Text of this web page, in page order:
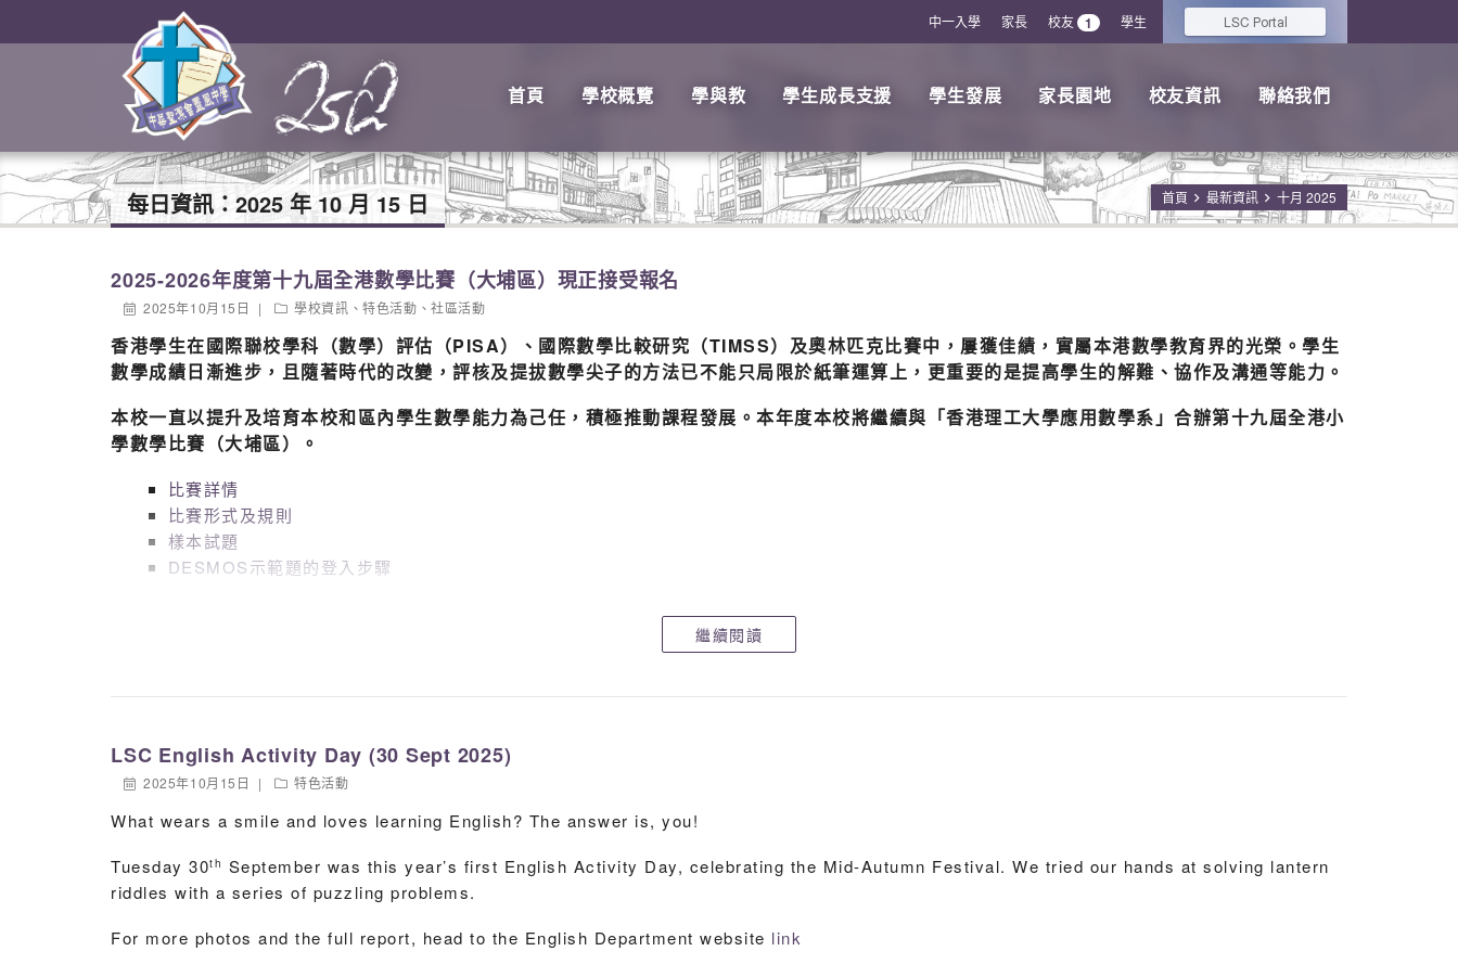
中一入學 家長 校友 1 學生 LSC Portal
首頁 學校概覽 學與教 學生成長支援 學生發展 家長園地 校友資訊 聯絡我們
首頁 最新資訊 十月 2025
每日資訊： 2025 年 10 月 15 日
2025-2026年度第十九屆全港數學比賽（大埔區）現正接受報名
2025年10月15日 學校資訊 、特色活動 、社區活動
香港學生在國際聯校學科（數學）評估（PISA）、國際數學比較研究（TIMSS）及奧林匹克比賽中，屢獲佳績，實屬本港數學教育界的光榮。學生
數學成績日漸進步，且隨著時代的改變，評核及提拔數學尖子的方法已不能只局限於紙筆運算上，更重要的是提高學生的解難、協作及溝通等能力。
本校一直以提升及培育本校和區內學生數學能力為己任，積極推動課程發展。本年度本校將繼續與「香港理工大學應用數學系」合辦第十九屆全港小
學數學比賽（大埔區）。
比賽詳情
比賽形式及規則
樣本試題
DESMOS示範題的登入步驟
繼續閱讀
LSC English Activity Day (30 Sept 2025)
2025年10月15日 特色活動
What wears a smile and loves learning English? The answer is, you!
Tuesday 30th September was this year’s first English Activity Day, celebrating the Mid-Autumn Festival. We tried our hands at solving lantern
riddles with a series of puzzling problems.
For more photos and the full report, head to the English Department website link